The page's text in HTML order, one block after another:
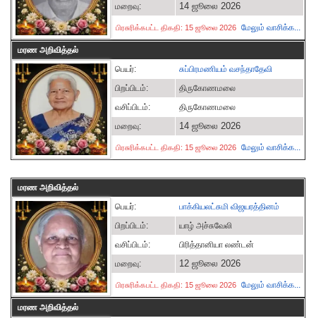
மறைவு:
14 ஜூலை 2026
பிரசுரிக்கபட்ட திகதி: 15 ஜூலை 2026 மேலும் வாசிக்க...
மரண அறிவித்தல்
பெயர்:
சுப்பிரமணியம் வசந்தாதேவி
பிறப்பிடம்:
திருகோணமலை
வசிப்பிடம்:
திருகோணமலை
மறைவு:
14 ஜூலை 2026
பிரசுரிக்கபட்ட திகதி: 15 ஜூலை 2026 மேலும் வாசிக்க...
மரண அறிவித்தல்
பெயர்:
பாக்கியலட்சுமி விஜயரத்தினம்
பிறப்பிடம்:
யாழ் அச்சுவேலி
வசிப்பிடம்:
பிரித்தானியா லண்டன்
மறைவு:
12 ஜூலை 2026
பிரசுரிக்கபட்ட திகதி: 15 ஜூலை 2026 மேலும் வாசிக்க...
மரண அறிவித்தல்